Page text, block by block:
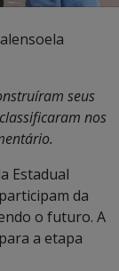
seus
nos
Estadual
da
o futuro. A
a etapa